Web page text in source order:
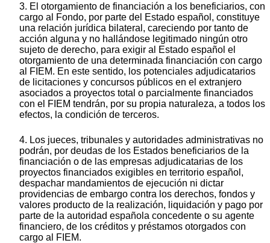
3. El otorgamiento de financiación a los beneficiarios, con
cargo al Fondo, por parte del Estado español, constituye
una relación jurídica bilateral, careciendo por tanto de
acción alguna y no hallándose legitimado ningún otro
sujeto de derecho, para exigir al Estado español el
otorgamiento de una determinada financiación con cargo
al FIEM. En este sentido, los potenciales adjudicatarios
de licitaciones y concursos públicos en el extranjero
asociados a proyectos total o parcialmente financiados
con el FIEM tendrán, por su propia naturaleza, a todos los
efectos, la condición de terceros.
4. Los jueces, tribunales y autoridades administrativas no
podrán, por deudas de los Estados beneficiarios de la
financiación o de las empresas adjudicatarias de los
proyectos financiados exigibles en territorio español,
despachar mandamientos de ejecución ni dictar
providencias de embargo contra los derechos, fondos y
valores producto de la realización, liquidación y pago por
parte de la autoridad española concedente o su agente
financiero, de los créditos y préstamos otorgados con
cargo al FIEM.